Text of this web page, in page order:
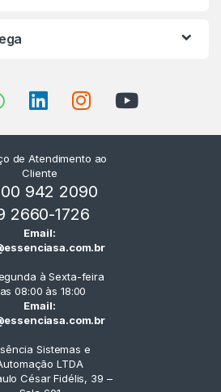
de Atendimento ao
Cliente
942 2090
2660-1726
Email:
à Sexta-feira
08:00 às 18:00
Email:
Sistemas e
LTDA
César Fidélis, 39 –